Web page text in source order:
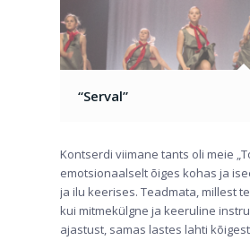
“Serval”
Kontserdi viimane tants oli meie
emotsionaalselt õiges kohas ja
ja ilu keerises. Teadmata, millest
kui mitmekülgne ja keeruline
ajastust, samas lastes lahti